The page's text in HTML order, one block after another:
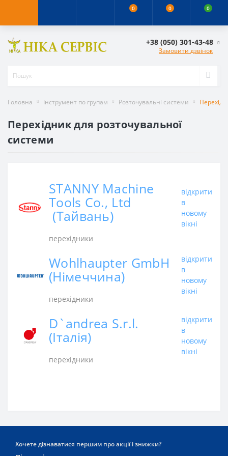
0 0 0
+38 (050) 301-43-48
Замовити дзвінок
Головна Інструмент по групам Розточувальні системи
Перехідник для розточувальної
системи
STANNY Machine
Tools Co., Ltd
(Тайвань)
перехідники
відкрити
в
новому
вікні
Wohlhaupter GmbH
(Німеччина)
перехідники
відкрити
в
новому
вікні
D`andrea S.r.l.
(Італія)
перехідники
відкрити
в
новому
вікні
Хочете дізнаватися першим про акції і знижки?